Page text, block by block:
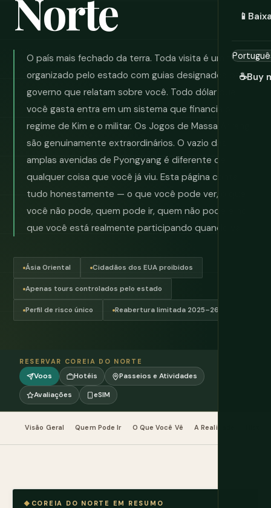
📱
☕Buy
Norte
O país mais fechado da terra. Toda visita é um tour
organizado pelo estado com guias designados pelo
governo que relatam sobre você. Todo dólar que
você gasta entra em um sistema que financia o
regime de Kim e o militar. Os Jogos de Massa Arirang
são genuinamente extraordinários. O vazio das
amplas avenidas de Pyongyang é diferente de
qualquer coisa que você já viu. Esta página conta
tudo honestamente — o que você pode ver, o que
você não pode, quem pode ir, quem não pode e no
que você está realmente participando quando vai.
Ásia Oriental Cidadãos dos EUA proibidos
Apenas tours controlados pelo estado
Perfil de risco único Reabertura limitada 2025–26
RESERVAR COREIA DO NORTE
Voos Hotéis
Passeios e Atividades
Avaliações
eSIM
Visão Geral Quem Pode Ir O Que Você Vê A Realidade
COREIA DO NORTE EM RESUMO